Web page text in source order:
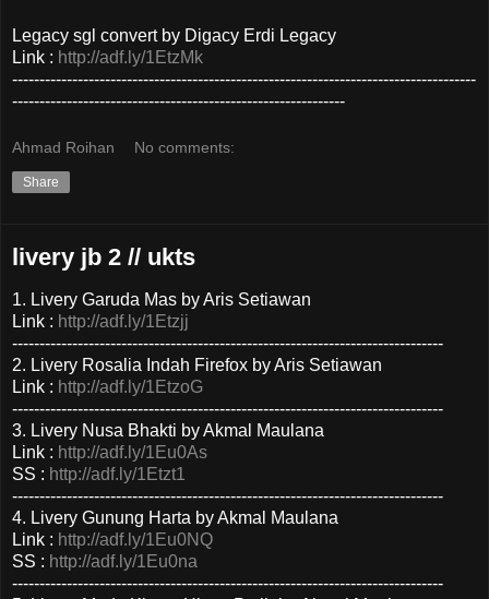
Legacy sgl convert by Digacy Erdi Legacy
Link : http://adf.ly/1EtzMk
-------------------------------------------------------------------------------------
-------------------------------------------------------------
Ahmad Roihan No comments:
Share
livery jb 2 // ukts
1. Livery Garuda Mas by Aris Setiawan
Link : http://adf.ly/1Etzjj
-------------------------------------------------------------------------------
2. Livery Rosalia Indah Firefox by Aris Setiawan
Link : http://adf.ly/1EtzoG
-------------------------------------------------------------------------------
3. Livery Nusa Bhakti by Akmal Maulana
Link : http://adf.ly/1Eu0As
SS : http://adf.ly/1Etzt1
-------------------------------------------------------------------------------
4. Livery Gunung Harta by Akmal Maulana
Link : http://adf.ly/1Eu0NQ
SS : http://adf.ly/1Eu0na
-------------------------------------------------------------------------------